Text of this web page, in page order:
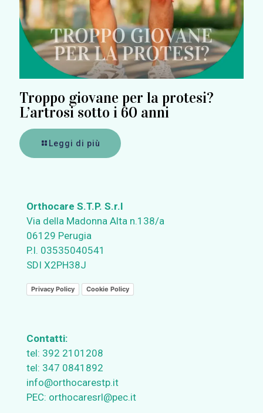
Troppo giovane per la protesi?
L’artrosi sotto i 60 anni
Leggi di più
Orthocare S.T.P. S.r.l
Via della Madonna Alta n.138/a
06129 Perugia
P.I. 03535040541
SDI X2PH38J
Privacy Policy Cookie Policy
Contatti:
tel: 392 2101208
tel: 347 0841892
info@orthocarestp.it
PEC: orthocaresrl@pec.it